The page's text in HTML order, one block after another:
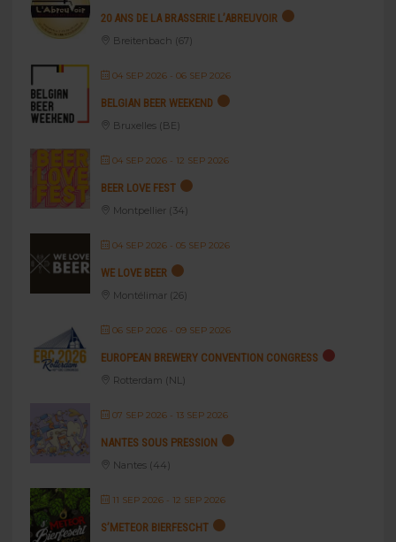
20 ANS DE LA BRASSERIE L’ABREUVOIR
Breitenbach (67)
04 SEP 2026- 06 SEP 2026
BELGIAN BEER WEEKEND
Bruxelles (BE)
04 SEP 2026- 12 SEP 2026
BEER LOVE FEST
Montpellier (34)
04 SEP 2026- 05 SEP 2026
WE LOVE BEER
Montélimar (26)
06 SEP 2026- 09 SEP 2026
EUROPEAN BREWERY CONVENTION CONGRESS
Rotterdam (NL)
07 SEP 2026- 13 SEP 2026
NANTES SOUS PRESSION
Nantes (44)
11 SEP 2026- 12 SEP 2026
S’METEOR BIERFESCHT